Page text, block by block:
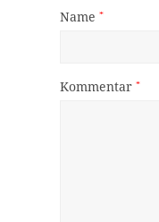
Name*
Kommentar*